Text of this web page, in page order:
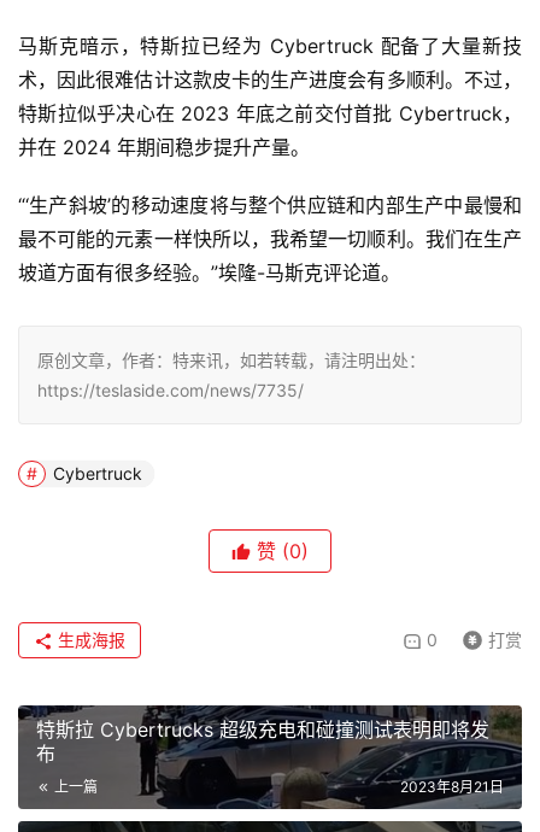
马斯克暗示，特斯拉已经为 Cybertruck 配备了大量新技
术，因此很难估计这款皮卡的生产进度会有多顺利。不过，
特斯拉似乎决心在 2023 年底之前交付首批 Cybertruck，
并在 2024 年期间稳步提升产量。
“‘生产斜坡’的移动速度将与整个供应链和内部生产中最慢和
最不可能的元素一样快所以，我希望一切顺利。我们在生产
坡道方面有很多经验。”埃隆-马斯克评论道。
原创文章，作者：特来讯，如若转载，请注明出处：
https://teslaside.com/news/7735/
Cybertruck
赞 (0)
0 打赏
生成海报
特斯拉 Cybertrucks 超级充电和碰撞测试表明即将发
布
上一篇 2023年8月21日